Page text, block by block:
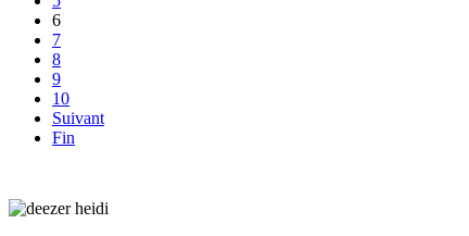
6
7
8
9
10
Suivant
Fin